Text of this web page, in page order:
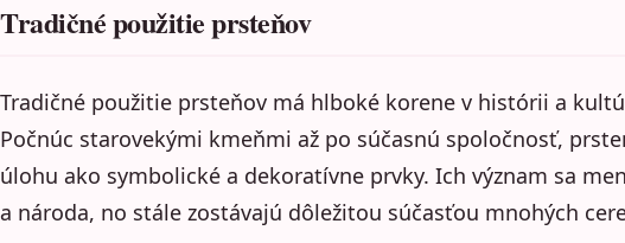
Tradičné použitie prsteňov
Tradičné použitie prsteňov má hlboké korene v histórii a
Počnúc starovekými kmeňmi až po súčasnú spoločnosť,
úlohu ako symbolické a dekoratívne prvky. Ich význam sa
a národa, no stále zostávajú dôležitou súčasťou mnohých